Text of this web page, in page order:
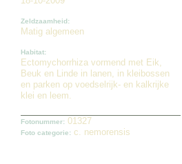
Zeldzaamheid:
Matig algemeen
Habitat:
Ectomychorrhiza vormend met Eik,
Beuk en Linde in lanen, in kleibossen
en parken op voedselrijk- en kalkrijke
klei en leem.
Fotonummer: 01327
Foto categorie: c. nemorensis